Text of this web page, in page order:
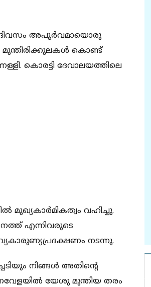
ദിവസം അപൂര്‍വമായൊരു
മുന്തിരിക്കുലകള്‍ കൊണ്ട്
കൊരട്ടി ദേവാലയത്തിലെ
മുഖ്യകാര്‍മികത്വം വഹിച്ചു.
എന്നിവരുടെ
നടന്നു.
നിങ്ങള്‍ അതിന്റെ
യേശു മുന്തിയ തരം